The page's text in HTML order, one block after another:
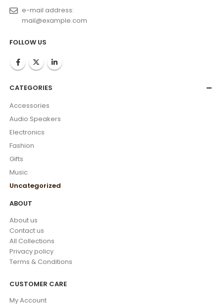
e-mail address:
mail@example.com
FOLLOW US
CATEGORIES
Accessories
Audio Speakers
Electronics
Fashion
Gifts
Music
Uncategorized
ABOUT
About us
Contact us
All Collections
Privacy policy
Terms & Conditions
CUSTOMER CARE
My Account